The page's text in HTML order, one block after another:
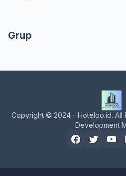
Grup
Copyright © 2024 - Hoteloo.id. All
Development